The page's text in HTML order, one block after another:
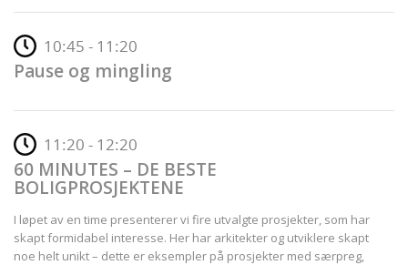
10:45 - 11:20
Pause og mingling
11:20 - 12:20
60 MINUTES – DE BESTE
BOLIGPROSJEKTENE
I løpet av en time presenterer vi fire utvalgte prosjekter, som har
skapt formidabel interesse. Her har arkitekter og utviklere skapt
noe helt unikt – dette er eksempler på prosjekter med særpreg,